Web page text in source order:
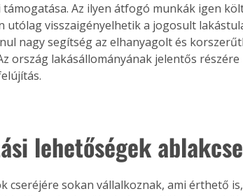
Az ilyen átfogó munkák igen
utólag visszaigényelhetik a jogosult
nagy segítség az elhanyagolt és
ország lakásállományának jelentős
lehetőségek
cseréjére sokan vállalkoznak, ami érthető